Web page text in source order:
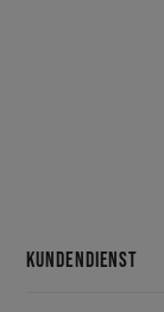
KUNDENDIENST